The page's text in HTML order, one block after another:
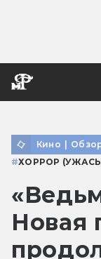
Кино |
#ХОРРОР
Новая